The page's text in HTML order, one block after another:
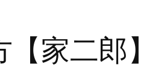
【家二郎